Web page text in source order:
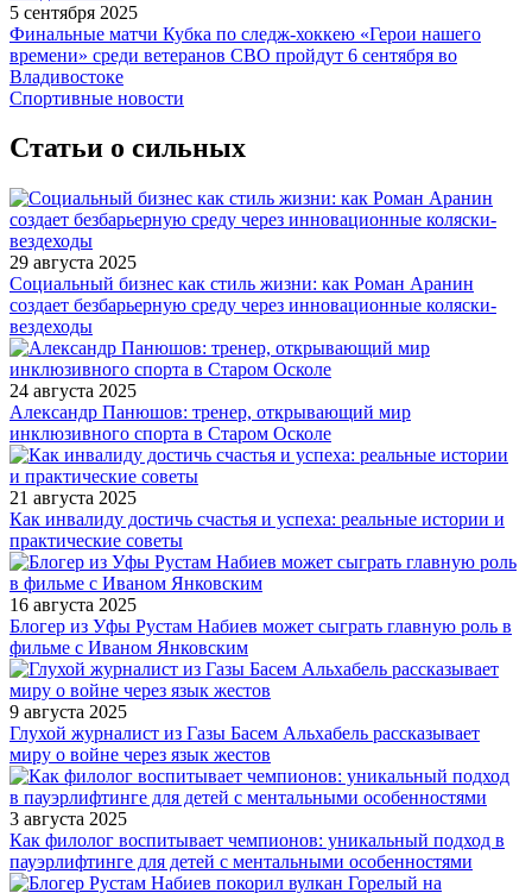
5 сентября 2025
Финальные матчи Кубка по следж-хоккею «Герои нашего
времени» среди ветеранов СВО пройдут 6 сентября во
Владивостоке
Спортивные новости
Статьи о сильных
29 августа 2025
Социальный бизнес как стиль жизни: как Роман Аранин
создает безбарьерную среду через инновационные коляски-
вездеходы
24 августа 2025
Александр Панюшов: тренер, открывающий мир
инклюзивного спорта в Старом Осколе
21 августа 2025
Как инвалиду достичь счастья и успеха: реальные истории и
практические советы
16 августа 2025
Блогер из Уфы Рустам Набиев может сыграть главную роль в
фильме с Иваном Янковским
9 августа 2025
Глухой журналист из Газы Басем Альхабель рассказывает
миру о войне через язык жестов
3 августа 2025
Как филолог воспитывает чемпионов: уникальный подход в
пауэрлифтинге для детей с ментальными особенностями